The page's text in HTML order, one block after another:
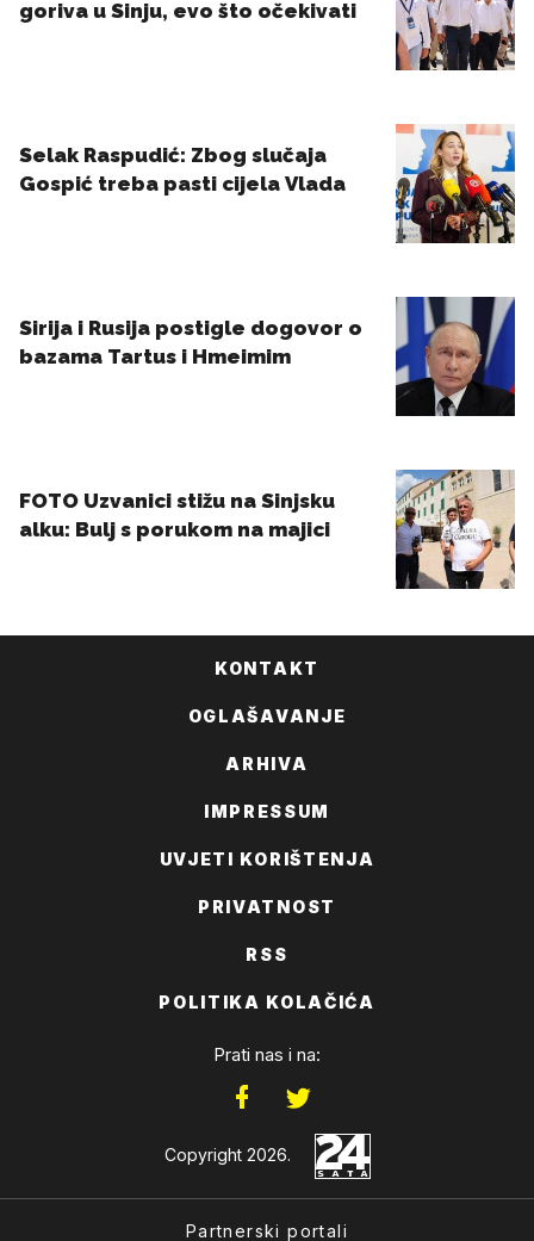
KONTAKT
OGLAŠAVANJE
ARHIVA
IMPRESSUM
UVJETI KORIŠTENJA
PRIVATNOST
RSS
POLITIKA KOLAČIĆA
Prati nas i na:
Copyright 2026.
Partnerski portali